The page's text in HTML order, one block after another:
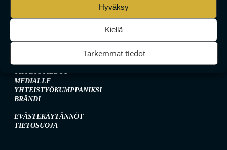
Hyväksy
Kiellä
Tarkemmat tiedot
YHTEYSTIEDOT
MEDIALLE
YHTEISTYÖKUMPPANIKSI
BRÄNDI
EVÄSTEKÄYTÄNNÖT
TIETOSUOJA